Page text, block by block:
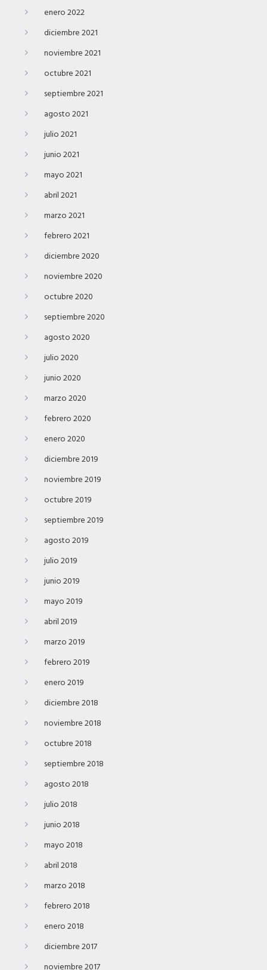
enero 2022
diciembre 2021
noviembre 2021
octubre 2021
septiembre 2021
agosto 2021
julio 2021
junio 2021
mayo 2021
abril 2021
marzo 2021
febrero 2021
diciembre 2020
noviembre 2020
octubre 2020
septiembre 2020
agosto 2020
julio 2020
junio 2020
marzo 2020
febrero 2020
enero 2020
diciembre 2019
noviembre 2019
octubre 2019
septiembre 2019
agosto 2019
julio 2019
junio 2019
mayo 2019
abril 2019
marzo 2019
febrero 2019
enero 2019
diciembre 2018
noviembre 2018
octubre 2018
septiembre 2018
agosto 2018
julio 2018
junio 2018
mayo 2018
abril 2018
marzo 2018
febrero 2018
enero 2018
diciembre 2017